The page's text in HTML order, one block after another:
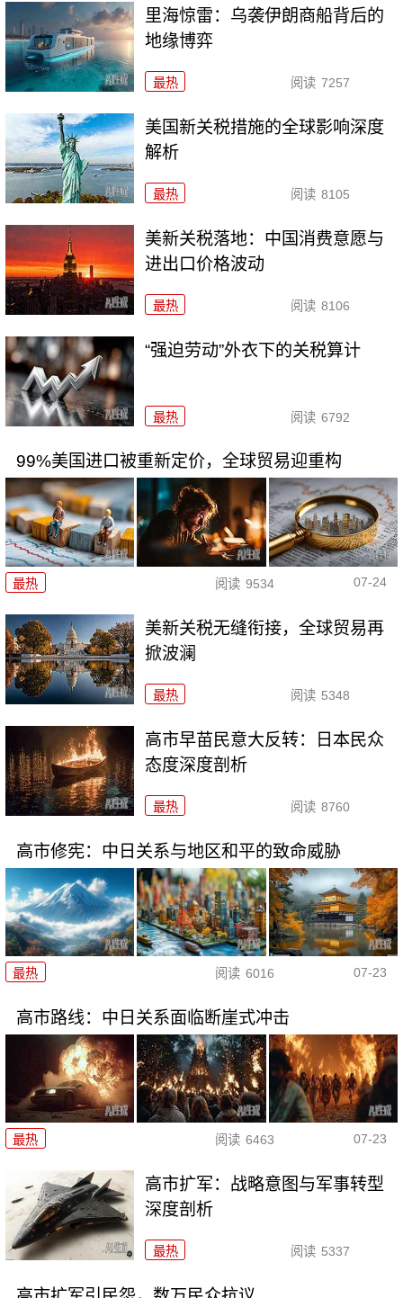
里海惊雷：乌袭伊朗商船背后的
地缘博弈
最热 阅读 7257
美国新关税措施的全球影响深度
解析
最热 阅读 8105
美新关税落地：中国消费意愿与
进出口价格波动
最热 阅读 8106
“强迫劳动”外衣下的关税算计
最热 阅读 6792
99%美国进口被重新定价，全球贸易迎重构
最热 阅读 9534 07-24
美新关税无缝衔接，全球贸易再
掀波澜
最热 阅读 5348
高市早苗民意大反转：日本民众
态度深度剖析
最热 阅读 8760
高市修宪：中日关系与地区和平的致命威胁
最热 阅读 6016 07-23
高市路线：中日关系面临断崖式冲击
最热 阅读 6463 07-23
高市扩军：战略意图与军事转型
深度剖析
最热 阅读 5337